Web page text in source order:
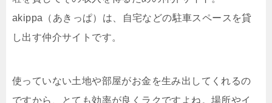
akippa（あきっぱ） は、自宅などの駐車スペースを貸
し出す仲介サイトです。
使っていない土地や部屋がお金を生み出してくれるの
ですから、とても効率が良くラクですよね。場所やイ